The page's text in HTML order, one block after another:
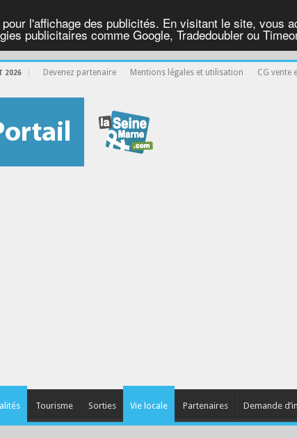
l'affichage des publicités. En visitant le site, vous
publicitaires comme Google, Tradedoubler ou
2026 Devenez partenaire Mentions légales et utilisation CG vente
Tourisme Sorties Vie locale Partenaires Demande